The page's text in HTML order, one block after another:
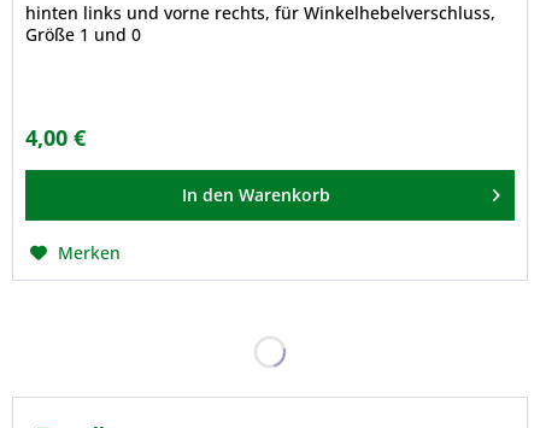
hinten links und vorne rechts, für Winkelhebelverschluss,
Größe 1 und 0
4,00 €
In den Warenkorb
Merken